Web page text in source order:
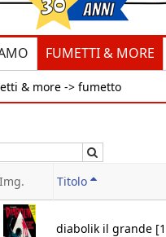
FUMETTI & MORE
& more -> fumetto
Img. Titolo
diabolik il grande